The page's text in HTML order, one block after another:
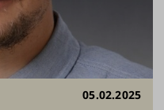
05.02.2025